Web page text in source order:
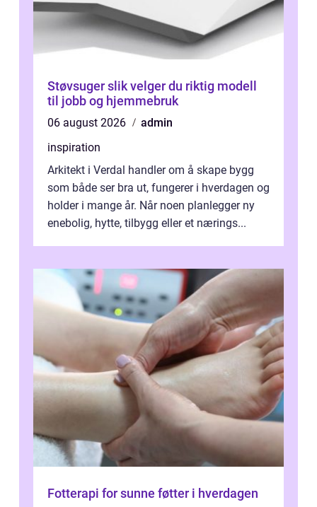
Støvsuger slik velger du riktig modell
til jobb og hjemmebruk
06 august 2026
admin
inspiration
Arkitekt i Verdal handler om å skape bygg
som både ser bra ut, fungerer i hverdagen og
holder i mange år. Når noen planlegger ny
enebolig, hytte, tilbygg eller et nærings...
Fotterapi for sunne føtter i hverdagen